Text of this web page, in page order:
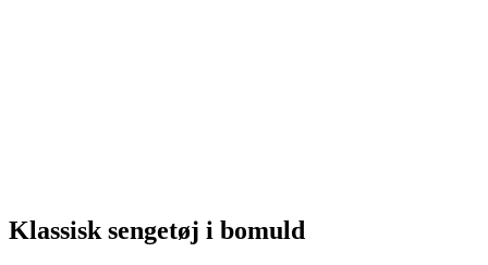
Klassisk sengetøj i bomuld